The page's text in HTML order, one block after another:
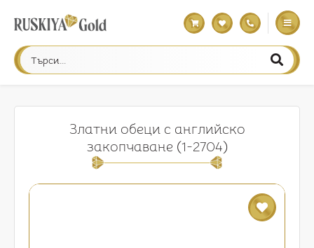
Златни обеци с английско
закопчаване (1-2704)